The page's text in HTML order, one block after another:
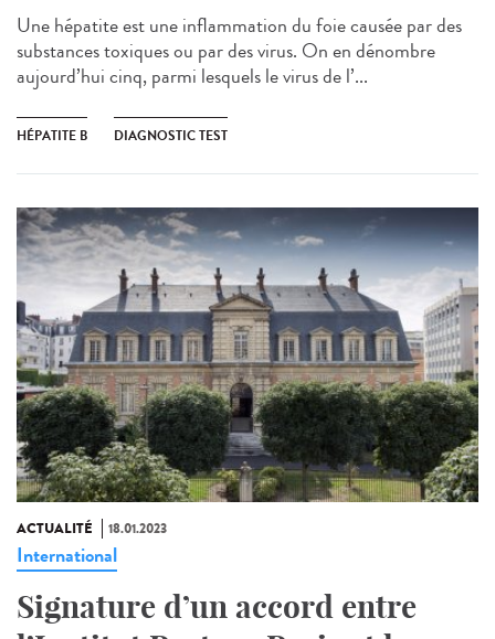
Une hépatite est une inflammation du foie causée par des
substances toxiques ou par des virus. On en dénombre
aujourd’hui cinq, parmi lesquels le virus de l’...
HÉPATITE B DIAGNOSTIC TEST
ACTUALITÉ 18.01.2023
International
Signature d’un accord entre